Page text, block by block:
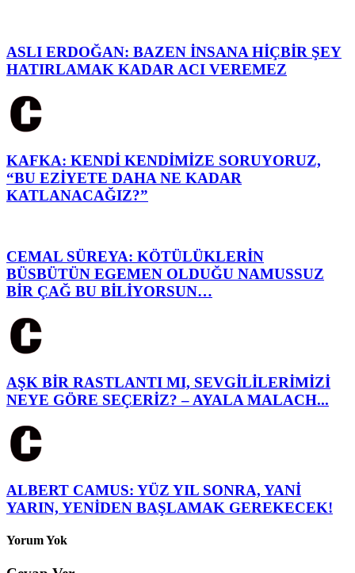
ASLI ERDOĞAN: BAZEN İNSANA HİÇBİR ŞEY
HATIRLAMAK KADAR ACI VEREMEZ
KAFKA: KENDİ KENDİMİZE SORUYORUZ,
“BU EZİYETE DAHA NE KADAR
KATLANACAĞIZ?”
CEMAL SÜREYA: KÖTÜLÜKLERİN
BÜSBÜTÜN EGEMEN OLDUĞU NAMUSSUZ
BİR ÇAĞ BU BİLİYORSUN…
AŞK BİR RASTLANTI MI, SEVGİLİLERİMİZİ
NEYE GÖRE SEÇERİZ? – AYALA MALACH...
ALBERT CAMUS: YÜZ YIL SONRA, YANİ
YARIN, YENİDEN BAŞLAMAK GEREKECEK!
Yorum Yok